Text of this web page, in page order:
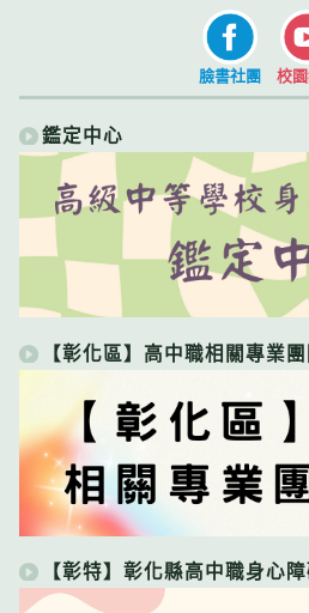
臉書社團 校
鑑定中心
【彰化區】高中職相關專業
【彰特】彰化縣高中職身心